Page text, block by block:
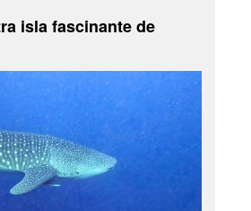
isla fascinante de